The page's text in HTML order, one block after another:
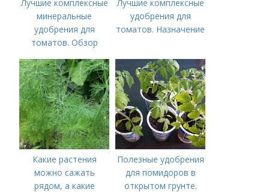
Лучшие комплексные
минеральные
удобрения для
томатов. Обзор
удобрений для
томатов: правила
внесения в почву
Лучшие комплексные
удобрения для
томатов. Назначение
Какие растения
можно сажать
рядом, а какие
Полезные удобрения
для помидоров в
открытом грунте.